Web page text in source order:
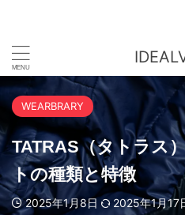
WEARBRARY
TATRAS（タトラス
トの種類と特徴
2025年1月8日 2025年1月17